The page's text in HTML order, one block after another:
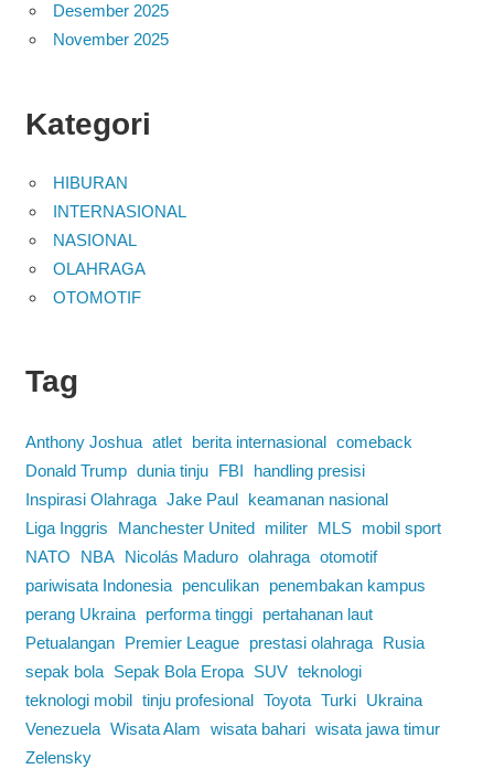
Desember 2025
November 2025
Kategori
HIBURAN
INTERNASIONAL
NASIONAL
OLAHRAGA
OTOMOTIF
Tag
Anthony Joshua atlet berita internasional comeback
Donald Trump dunia tinju FBI
handling presisi
Inspirasi Olahraga Jake Paul
keamanan nasional
Liga Inggris
Manchester United militer MLS
mobil sport
NATO
NBA Nicolás Maduro olahraga otomotif
pariwisata Indonesia
penculikan
penembakan kampus
perang Ukraina
performa tinggi
pertahanan laut
Petualangan
Premier League prestasi olahraga
Rusia
sepak bola
Sepak Bola Eropa SUV teknologi
teknologi mobil tinju profesional Toyota Turki
Ukraina
Venezuela Wisata Alam wisata bahari wisata jawa timur
Zelensky